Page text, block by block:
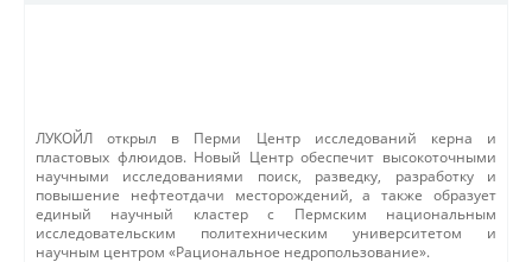
ЛУКОЙЛ открыл в Перми Центр исследований керна и
пластовых флюидов. Новый Центр обеспечит высокоточными
научными исследованиями поиск, разведку, разработку и
повышение нефтеотдачи месторождений, а также образует
единый научный кластер с Пермским национальным
исследовательским политехническим университетом и
научным центром «Рациональное недропользование».